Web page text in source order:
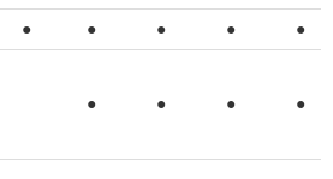
● ● ● ● ●
● ● ● ●